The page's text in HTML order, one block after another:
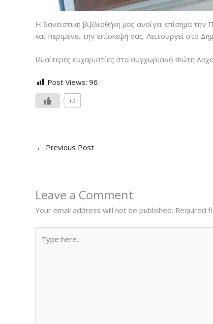
Η δανειστική βιβλιοθήκη μας ανοίγει επίσημα
και περιμένει την επίσκεψή σας. Λειτουργεί στο
Ιδιαίτερες ευχαριστίες στο συγχωριανό Φώτη
Post Views: 96
+2
← Previous Post
Leave a Comment
Your email address will not be published. Required
here..